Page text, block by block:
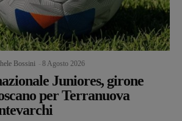
Bossini 8 Agosto 2026
Juniores, girone
per Terranuova